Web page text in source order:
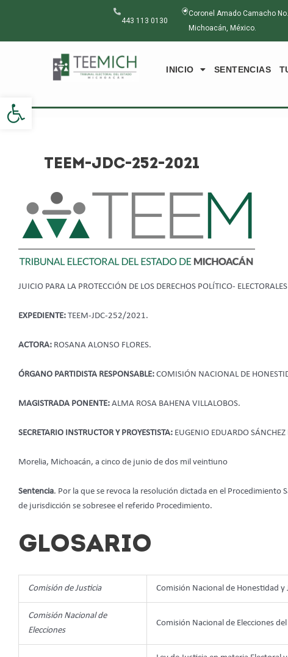
Abrir barra de herramientas
443 113 0130
Coronel Amado Camacho
Michoacán, México.
INICIO SENTENCIAS
TEEM-JDC-252-2021
JUICIO PARA LA PROTECCIÓN DE LOS DERECHOS POLÍTICO-
EXPEDIENTE: TEEM-JDC-252/2021.
ACTORA: ROSANA ALONSO FLORES.
ÓRGANO PARTIDISTA RESPONSABLE: COMISIÓN NACIONAL DE
MAGISTRADA PONENTE: ALMA ROSA BAHENA VILLALOBOS.
SECRETARIO INSTRUCTOR Y PROYESTISTA: EUGENIO EDUARDO SÁNCHEZ
Morelia, Michoacán, a cinco de junio de dos mil veintiuno
Sentencia. Por la que se revoca la resolución dictada en el Procedimiento
de jurisdicción se sobresee el referido Procedimiento.
GLOSARIO
Comisión de Justicia Comisión Nacional de Honestidad
Comisión Nacional de
Elecciones
Comisión Nacional de Elecciones